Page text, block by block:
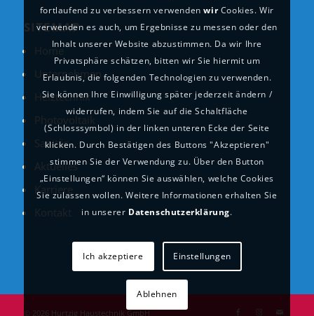
SITEMAP
Home
Unternehmen
Heiztechnik
Photovoltaik
Sanitär
Aktuelles
Karriere
Kontakt
© 2026 Hurtzig Haustechnik GmbH
fortlaufend zu verbessern verwendenwirCookies. Wir
verwenden es auch, um Ergebnisse zu messen oder den
Inhalt unserer Website abzustimmen. Da wir Ihre
Privatsphäre schätzen, bitten wir Sie hiermit um
Erlaubnis, die folgenden Technologien zu verwenden.
Sie können Ihre Einwilligung später jederzeit ändern /
widerrufen, indem Sie auf die Schaltfläche
(Schlosssymbol) in der linken unteren Ecke der Seite
klicken. Durch Bestätigen des Buttons "Akzeptieren"
stimmen Sie der Verwendung zu. Über den Button
„Einstellungen“ können Sie auswählen, welche Cookies
Sie zulassen wollen. Weitere Informationen erhalten Sie
in unserer Datenschutzerklärung.
Ich akzeptiere Einstellungen
Ablehnen